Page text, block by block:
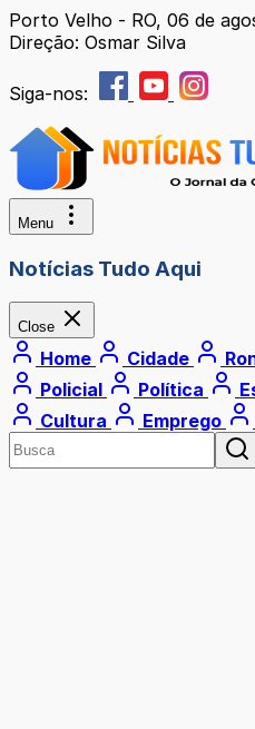
Porto Velho - RO, 06 de
Direção: Osmar Silva
Siga-nos:
Menu
Notícias Tudo Aqui
Close
Home Cidade
Policial
Política
Cultura
Emprego